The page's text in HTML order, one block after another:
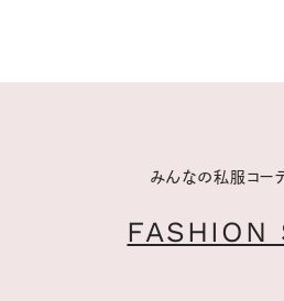
みんなの私服コー
FASHION